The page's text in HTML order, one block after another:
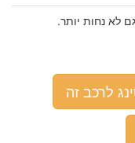
לא נחות יותר.
לרכב זה